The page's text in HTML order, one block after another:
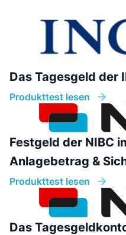
Das Tagesgeld der
Produkttest lesen
Festgeld der NIBC
Anlagebetrag &
Produkttest lesen
Das